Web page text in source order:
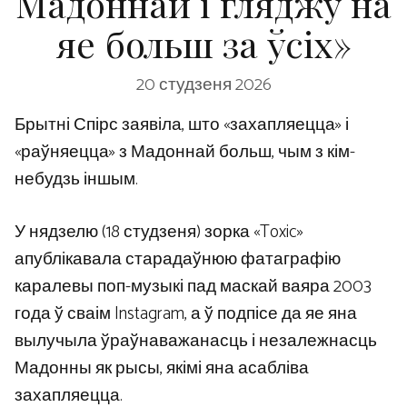
яе больш за ўсіх»
20 студзеня 2026
Брытні Спірс заявіла, што «захапляецца» і
«раўняецца» з Мадоннай больш, чым з кім-
небудзь іншым.
У нядзелю (18 студзеня) зорка «Toxic»
апублікавала старадаўнюю фатаграфію
каралевы поп-музыкі пад маскай ваяра 2003
года ў сваім Instagram, а ў подпісе да яе яна
вылучыла ўраўнаважанасць і незалежнасць
Мадонны як рысы, якімі яна асабліва
захапляецца.